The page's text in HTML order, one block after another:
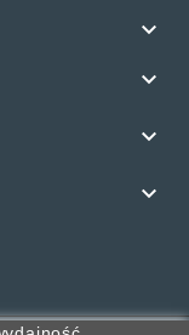




W SERWISIE BEZ